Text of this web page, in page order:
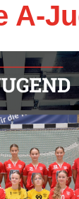
A-